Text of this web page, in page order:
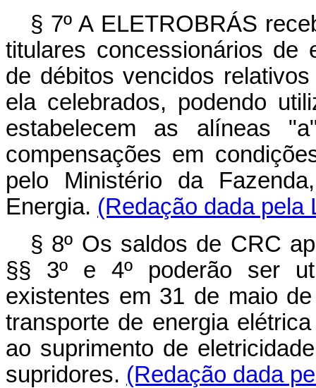
§ 7º A ELETROBRÁS
titulares concessionários de
de débitos vencidos
ela celebrados, podendo
estabelecem as alíneas
compensações em
pelo Ministério da
Energia. (Redação dada pela
§ 8º Os saldos de CRC
§§ 3º e 4º poderão ser
existentes em 31 de maio
transporte de energia
ao suprimento de
supridores. (Redação dada